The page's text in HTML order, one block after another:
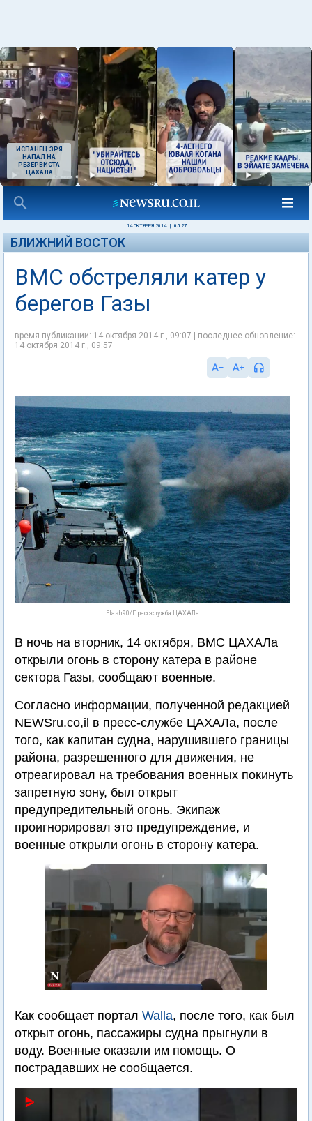
ИСПАНЕЦ ЗРЯ
НАПАЛ НА
РЕЗЕРВИСТА
ЦАХАЛА
14 ОКТЯБРЯ 2014 05:27
БЛИЖНИЙ ВОСТОК
ВМС обстреляли катер у
берегов Газы
время публикации: 14 октября 2014 г., 09:07 | последнее обновление:
14 октября 2014 г., 09:57
Flash90/Пресс-служба ЦАХАЛа
В ночь на вторник, 14 октября, ВМС ЦАХАЛа
открыли огонь в сторону катера в районе
сектора Газы, сообщают военные.
Согласно информации, полученной редакцией
NEWSru.co,il в пресс-службе ЦАХАЛа, после
того, как капитан судна, нарушившего границы
района, разрешенного для движения, не
отреагировал на требования военных покинуть
запретную зону, был открыт
предупредительный огонь. Экипаж
проигнорировал это предупреждение, и
военные открыли огонь в сторону катера.
Как сообщает портал Walla, после того, как был
открыт огонь, пассажиры судна прыгнули в
воду. Военные оказали им помощь. О
пострадавших не сообщается.